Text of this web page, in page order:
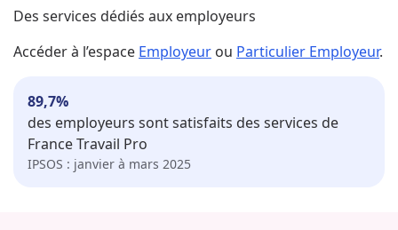
Des services dédiés aux employeurs
Accéder à l’espace Employeur ou Particulier Employeur.
89,7%
des employeurs sont satisfaits des services de
France Travail Pro
IPSOS : janvier à mars 2025